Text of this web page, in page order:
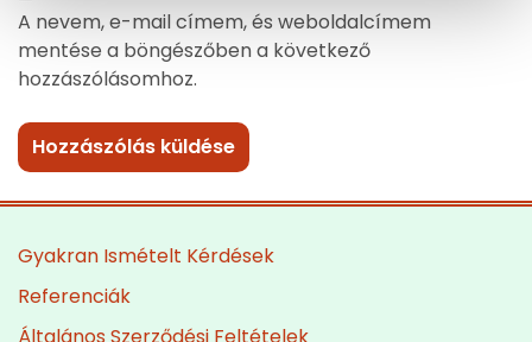
A nevem, e-mail címem, és weboldalcímem
mentése a böngészőben a következő
hozzászólásomhoz.
Gyakran Ismételt Kérdések
Referenciák